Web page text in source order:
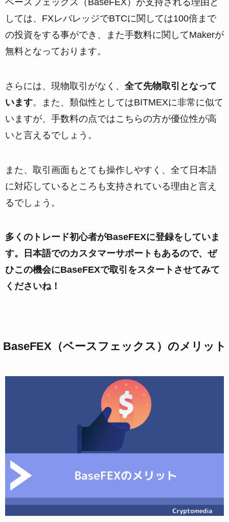
ベースフェックス（BaseFEX）が支持される理由と
しては、FXレバレッジでBTCに関しては100倍まで
の投資をする事ができ、また手数料に関してMakerが
無料となっております。
さらには、現物取引がなく、 全て先物取引となって
います。また、類似性としてはBITMEXに非常に似て
いますが、手数料の点ではこちらの方が優位性が高
いと言えるでしょう。
また、取引画面もとても操作しやすく、全て日本語
に対応しているところも支持されている理由と言え
るでしょう。
多くのトレード初心者がBaseFEXに登録をしていま
す。日本語でのカスタマーサポートもあるので、ぜ
ひこの機会にBaseFEXで取引をスタートさせてみて
くださいね！
BaseFEX（ベースフェックス）のメリット